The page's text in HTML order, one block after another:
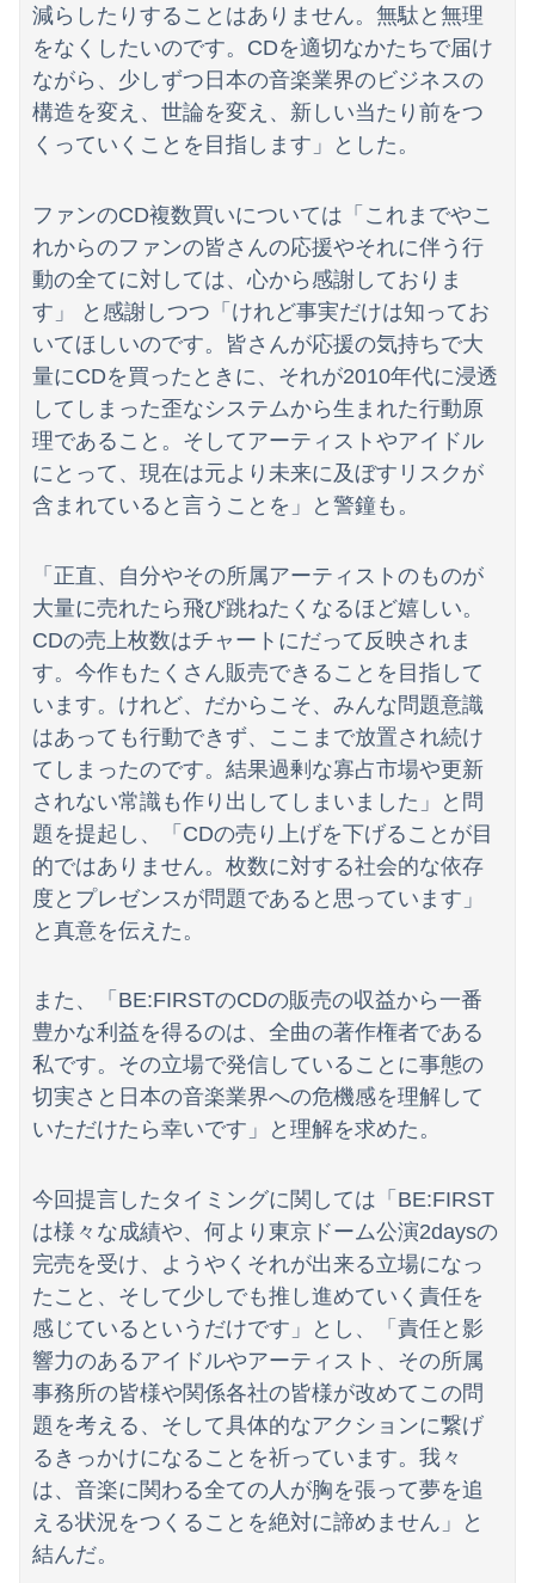
Powered by livedoor 相互RSS
減らしたりすることはありません。無駄と無理
をなくしたいのです。CDを適切なかたちで届け
ながら、少しずつ日本の音楽業界のビジネスの
構造を変え、世論を変え、新しい当たり前をつ
くっていくことを目指します」とした。
ファンのCD複数買いについては「これまでやこ
れからのファンの皆さんの応援やそれに伴う行
動の全てに対しては、心から感謝しておりま
す」 と感謝しつつ「けれど事実だけは知ってお
いてほしいのです。皆さんが応援の気持ちで大
量にCDを買ったときに、それが2010年代に浸透
してしまった歪なシステムから生まれた行動原
理であること。そしてアーティストやアイドル
にとって、現在は元より未来に及ぼすリスクが
含まれていると言うことを」と警鐘も。
「正直、自分やその所属アーティストのものが
大量に売れたら飛び跳ねたくなるほど嬉しい。
CDの売上枚数はチャートにだって反映されま
す。今作もたくさん販売できることを目指して
います。けれど、だからこそ、みんな問題意識
はあっても行動できず、ここまで放置され続け
てしまったのです。結果過剰な寡占市場や更新
されない常識も作り出してしまいました」と問
題を提起し、「CDの売り上げを下げることが目
的ではありません。枚数に対する社会的な依存
度とプレゼンスが問題であると思っています」
と真意を伝えた。
また、「BE:FIRSTのCDの販売の収益から一番
豊かな利益を得るのは、全曲の著作権者である
私です。その立場で発信していることに事態の
切実さと日本の音楽業界への危機感を理解して
いただけたら幸いです」と理解を求めた。
今回提言したタイミングに関しては「BE:FIRST
は様々な成績や、何より東京ドーム公演2daysの
完売を受け、ようやくそれが出来る立場になっ
たこと、そして少しでも推し進めていく責任を
感じているというだけです」とし、「責任と影
響力のあるアイドルやアーティスト、その所属
事務所の皆様や関係各社の皆様が改めてこの問
題を考える、そして具体的なアクションに繋げ
るきっかけになることを祈っています。我々
は、音楽に関わる全ての人が胸を張って夢を追
える状況をつくることを絶対に諦めません」と
結んだ。